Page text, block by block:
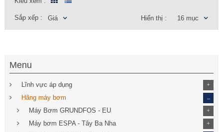
Hiển thị : 16 mục
Sắp xếp : Giá
Menu
Lĩnh vực áp dụng +
Hãng máy bơm
Máy Bơm GRUNDFOS - EU +
Máy bơm ESPA - Tây Ba Nha +